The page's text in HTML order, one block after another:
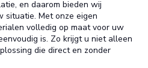
en daarom bieden wij
situatie. Met onze eigen
volledig op maat voor uw
is. Zo krijgt u niet alleen
die direct en zonder